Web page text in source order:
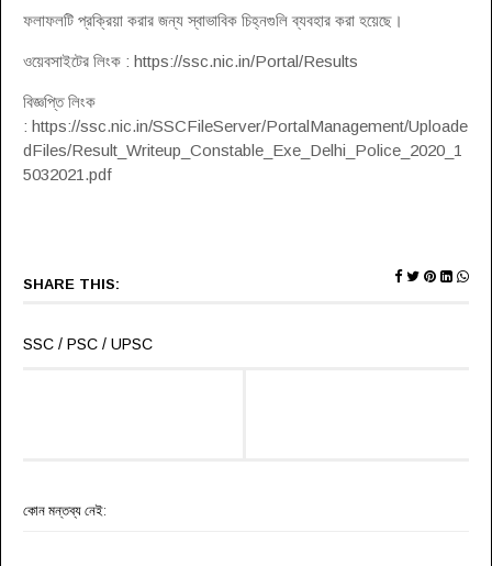
ফলাফলটি প্রক্রিয়া করার জন্য স্বাভাবিক চিহ্নগুলি ব্যবহার করা হয়েছে।
ওয়েবসাইটের লিংক : https://ssc.nic.in/Portal/Results
বিজ্ঞপ্তি লিংক
: https://ssc.nic.in/SSCFileServer/PortalManagement/Uploade
dFiles/Result_Writeup_Constable_Exe_Delhi_Police_2020_1
5032021.pdf
SHARE THIS:
SSC / PSC / UPSC
কোন মন্তব্য নেই: